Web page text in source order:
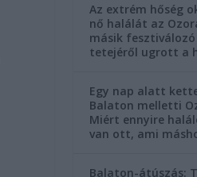
Az extrém hőség
nő halálát az
másik
tetejéről ugrott a
Egy nap alatt
Balaton melletti
Miért ennyire
van ott, ami
Balaton-átúszás: